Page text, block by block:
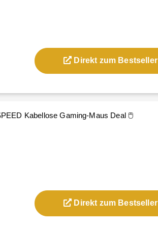
Direkt zum Bestseller
Kabellose Gaming-Maus Deal 🖱️
Direkt zum Bestseller